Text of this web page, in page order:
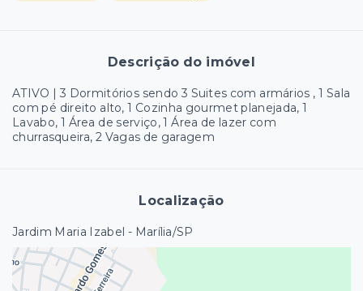
Descrição do imóvel
ATIVO | 3 Dormitórios sendo 3 Suites com armários , 1 Sala
com pé direito alto, 1 Cozinha gourmet planejada, 1
Lavabo, 1 Área de serviço, 1 Área de lazer com
churrasqueira, 2 Vagas de garagem
Localização
Jardim Maria Izabel - Marília/SP